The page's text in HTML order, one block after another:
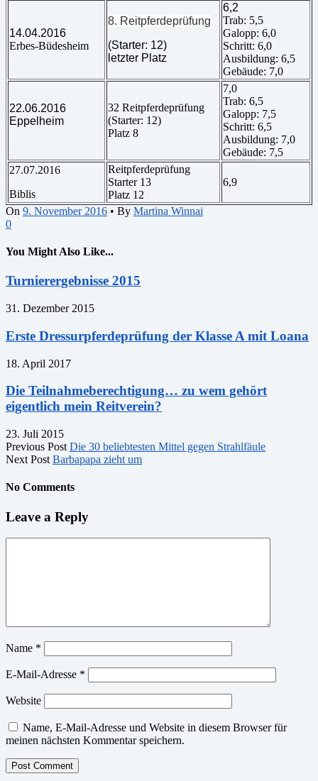
14.04.2016
Erbes-Büdesheim
8. Reitpferdeprüfung
(Starter: 12)
letzter Platz
6,2
Trab: 5,5
Galopp: 6,0
Schritt: 6,0
Ausbildung: 6,5
Gebäude: 7,0
22.06.2016
Eppelheim
32 Reitpferdeprüfung
(Starter: 12)
Platz 8
7,0
Trab: 6,5
Galopp: 7,5
Schritt: 6,5
Ausbildung: 7,0
Gebäude: 7,5
27.07.2016
Biblis
Reitpferdeprüfung
Starter 13
Platz 12
6,9
On 9. November 2016 • By Martina Winnai
0
You Might Also Like...
Turnierergebnisse 2015
31. Dezember 2015
Erste Dressurpferdeprüfung der Klasse A mit Loana
18. April 2017
Die Teilnahmeberechtigung… zu wem gehört
eigentlich mein Reitverein?
23. Juli 2015
Previous Post Die 30 beliebtesten Mittel gegen Strahlfäule
Next Post Barbapapa zieht um
No Comments
Leave a Reply
Name *
E-Mail-Adresse *
Website
Name, E-Mail-Adresse und Website in diesem Browser für
meinen nächsten Kommentar speichern.